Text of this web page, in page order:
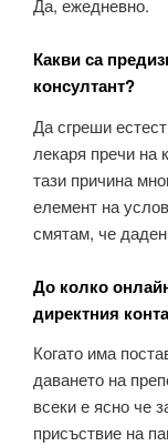
Да, ежедневно.
Какви са
консултант?
Да сгреши
лекаря пречи на
тази причина
елемент на
смятам, че
До колко
директния
Когато има
даването на
всеки е ясно че
присъствие на